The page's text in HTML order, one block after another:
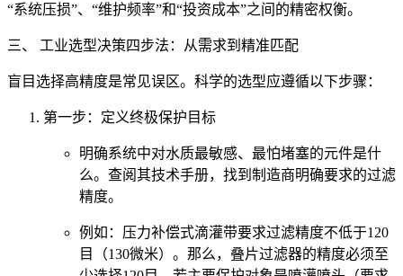
“系统压损”、“维护频率”和“投资成本”之间的精密权衡。
三、 工业选型决策四步法：从需求到精准匹配
盲目选择高精度是常见误区。科学的选型应遵循以下步骤：
第一步：定义终极保护目标
明确系统中对水质最敏感、最怕堵塞的元件是什
么。查阅其技术手册，找到制造商明确要求的过滤
精度。
例如：压力补偿式滴灌带要求过滤精度不低于120
目（130微米）。那么，叠片过滤器的精度必须至